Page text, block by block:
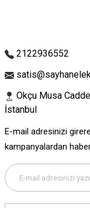
Ürün fiyatı diğer
2122936552
Okçu Musa
İstanbul
E-mail adresinizi
kampanyalardan